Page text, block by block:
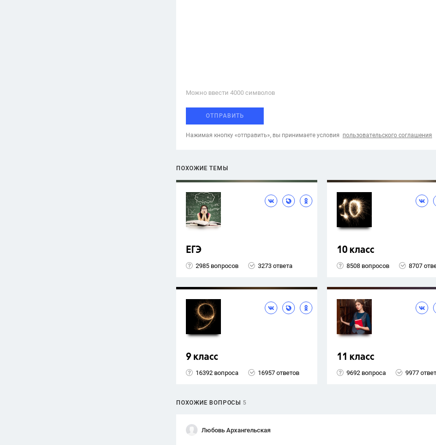
Можно ввести 4000 cимволов
ОТПРАВИТЬ
Нажимая кнопку «отправить», вы принимаете условия пользовательского соглашения
ПОХОЖИЕ ТЕМЫ
ЕГЭ
2985 вопросов 3273 ответа
10 класс
8508 вопросов 8707
9 класс
16392 вопроса 16957 ответов
11 класс
9692 вопроса 9977
ПОХОЖИЕ ВОПРОСЫ 5
Любовь Архангельская